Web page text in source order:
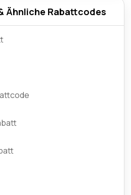
Ähnliche Rabattcodes